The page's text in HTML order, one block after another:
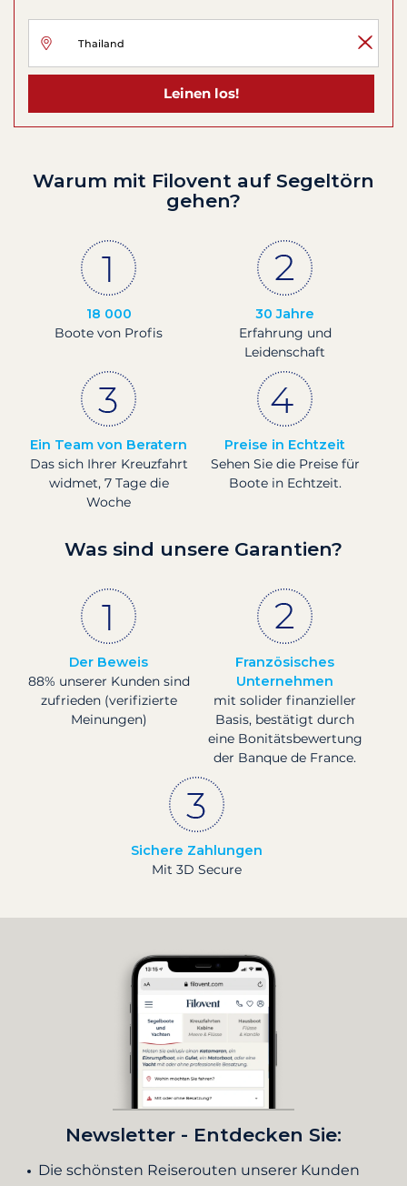
Leinen los!
Warum mit Filovent auf Segeltörn
gehen?
18 000
Boote von Profis
30 Jahre
Erfahrung und
Leidenschaft
Ein Team von Beratern
Das sich Ihrer Kreuzfahrt
widmet, 7 Tage die
Woche
Preise in Echtzeit
Sehen Sie die Preise für
Boote in Echtzeit.
Was sind unsere Garantien?
Der Beweis
88% unserer Kunden sind
zufrieden (verifizierte
Meinungen)
Französisches
Unternehmen
mit solider finanzieller
Basis, bestätigt durch
eine Bonitätsbewertung
der Banque de France.
Sichere Zahlungen
Mit 3D Secure
Newsletter - Entdecken Sie:
Die schönsten Reiserouten unserer Kunden